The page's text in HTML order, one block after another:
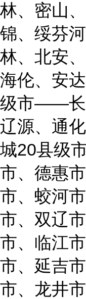
林、密山
锦、绥芬
林、北安
海伦、安
级市——长
辽源、通
城20县级
市、德惠
市、蛟河
市、双辽
市、临江
市、延吉
市、龙井